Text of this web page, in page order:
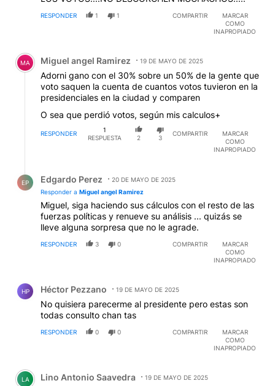
RESPONDER 1 1 COMPARTIR
MARCAR
COMO
INAPROPIADO
Comentario de Miguel angel Ramirez.
MA Miguel angel Ramirez 19 DE MAYO DE 2025
Adorni gano con el 30% sobre un 50% de la gente que
voto saquen la cuenta de cuantos votos tuvieron en la
presidenciales en la ciudad y comparen
O sea que perdió votos, según mis calculos+
RESPONDER
1
RESPUESTA
2 3
COMPARTIR
MARCAR
COMO
INAPROPIADO
EP Edgardo Perez
20 DE MAYO DE 2025
Responder a Miguel angel Ramirez
Miguel, siga haciendo sus cálculos con el resto de las
fuerzas políticas y renueve su análisis ... quizás se
lleve alguna sorpresa que no le agrade.
RESPONDER 3 0 COMPARTIR
MARCAR
COMO
INAPROPIADO
HP Héctor Pezzano 19 DE MAYO DE 2025
No quisiera parecerme al presidente pero estas son
todas consulto chan tas
RESPONDER 0 0 COMPARTIR
MARCAR
COMO
INAPROPIADO
Comentario de Lino Antonio Saavedra.
LA Lino Antonio Saavedra 19 DE MAYO DE 2025